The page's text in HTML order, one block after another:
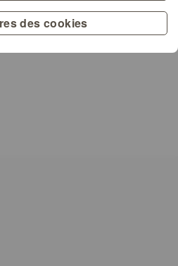
des cookies